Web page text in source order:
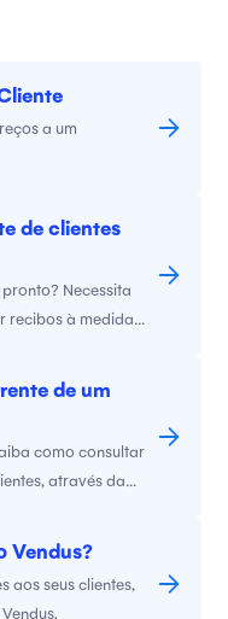
a um
de clientes
Necessita
recibos à medida
de um
como consultar
através da
Vendus?
aos seus clientes,